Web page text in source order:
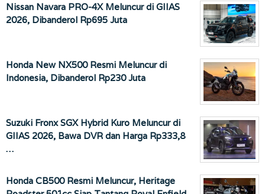
Nissan Navara PRO-4X Meluncur di GIIAS
2026, Dibanderol Rp695 Juta
Honda New NX500 Resmi Meluncur di
Indonesia, Dibanderol Rp230 Juta
Suzuki Fronx SGX Hybrid Kuro Meluncur di
GIIAS 2026, Bawa DVR dan Harga Rp333,8
…
Honda CB500 Resmi Meluncur, Heritage